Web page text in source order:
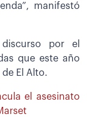
manifestó
por el
que este año
El Alto.
el asesinato